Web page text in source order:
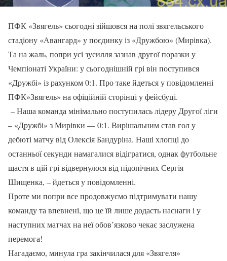
ПФК «Звягель» сьогодні зійшовся на полі звягельського
стадіону «Авангард» у поєдинку із «Дружбою» (Мирівка).
Та на жаль, попри усі зусилля зазнав другої поразки у
Чемпіонаті України: у сьогоднішній грі він поступився
«Дружбі» із рахунком 0:1. Про таке йдеться у повідомленні
ПФК»Звягель» на офіційній сторінці у фейсбуці.
– Наша команда мінімально поступилась лідеру Другої ліги
– «Дружбі» з Мирівки — 0:1. Вирішальним став гол у
дебюті матчу від Олексія Бандуріна. Наші хлопці до
останньої секунди намагалися відігратися, однак футбольне
щастя в цій грі відвернулося від підопічних Сергія
Шищенка, – йдеться у повідомленні.
Проте ми попри все продовжуємо підтримувати нашу
команду та впевнені, що це їй лише додасть наснаги і у
наступних матчах на неї обов’язково чекає заслужена
перемога!
Нагадаємо, минула гра закінчилася для «Звягеля»